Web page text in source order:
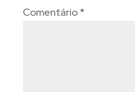
Comentário*